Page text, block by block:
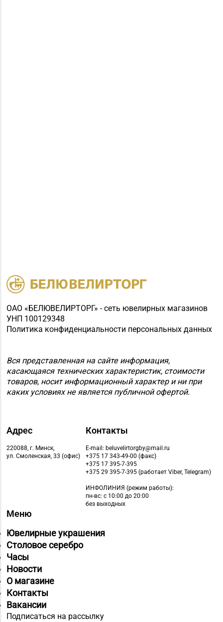
ОАО «БЕЛЮВЕЛИРТОРГ» - сеть ювелирных магазинов
УНП 100129348
Политика конфиденциальности персональных данных
Вся представленная на сайте информация,
касающаяся технических характеристик, стоимости
товаров, носит информационный характер и ни при
каких условиях не является публичной офертой.
Адрес
220088, г. Минск,
ул. Смоленская, 33 (офис)
Контакты
E-mail: beluvelirtorgby@mail.ru
+375 17 343-49-00 (факс)
+375 17 395-7-395
+375 29 395-7-395 (работает Viber, Telegram)
ИНФОЛИНИЯ (режим работы):
пн-вс: с 10:00 до 20:00
без выходных
Меню
Ювелирные украшения
Столовое серебро
Часы
Новости
О магазине
Контакты
Вакансии
Подписаться на рассылку